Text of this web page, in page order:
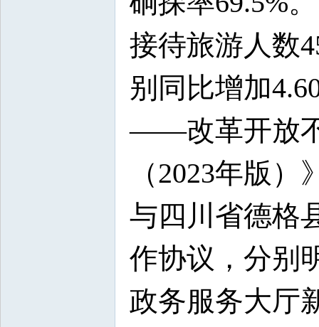
接待旅游人数
别同比增加
——改革开放
（2023年版
与四川省德格
作协议，分别
政务服务大厅